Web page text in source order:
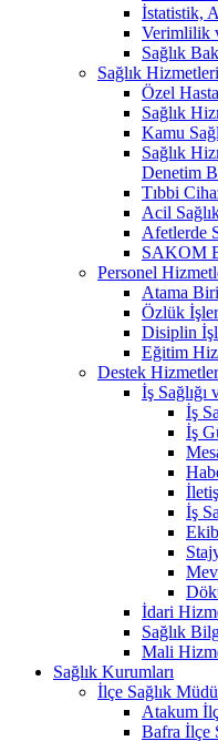
İstatistik,
Verimlilik
Sağlık
Sağlık
Özel
Sağlık
Kamu
Sağlık
Denetim
Tıbbi
Acil
Afetlerde
SAKOM
Personel
Atama
Özlük
Disiplin
Eğitim
Destek
İş
İş
İş
İş
İdari
Sağlık
Mali
Sağlık Kurumları
İlçe Sağlık
Atakum
Bafra İlçe